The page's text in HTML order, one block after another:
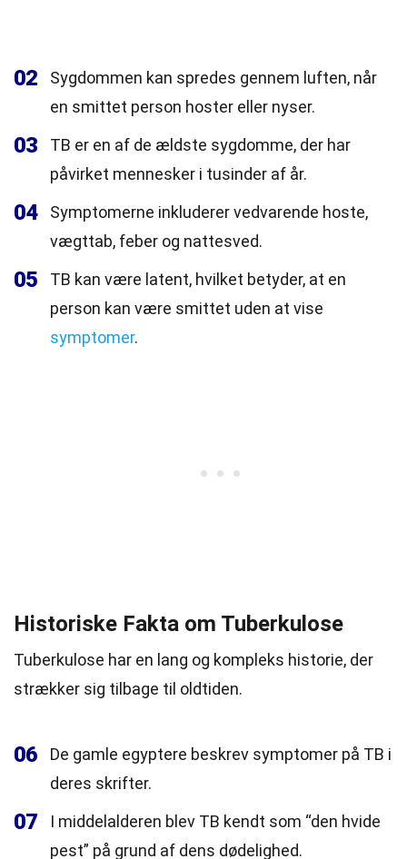
02
Sygdommen kan spredes gennem luften, når
en smittet person hoster eller nyser.
03
TB er en af de ældste sygdomme, der har
påvirket mennesker i tusinder af år.
04
Symptomerne inkluderer vedvarende hoste,
vægttab, feber og nattesved.
05
TB kan være latent, hvilket betyder, at en
person kan være smittet uden at vise
symptomer.
Historiske Fakta om Tuberkulose
Tuberkulose har en lang og kompleks historie, der
strækker sig tilbage til oldtiden.
06
De gamle egyptere beskrev symptomer på TB i
deres skrifter.
07
I middelalderen blev TB kendt som “den hvide
pest” på grund af dens dødelighed.